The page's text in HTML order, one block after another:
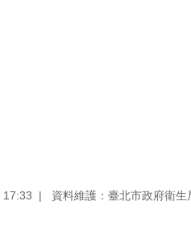
17:33 資料維護：臺北市政府衛生